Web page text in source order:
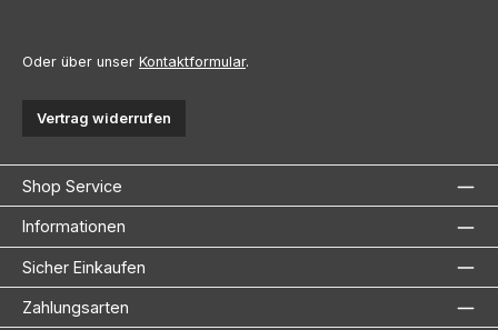
Oder über unser Kontaktformular.
Vertrag widerrufen
Shop Service
Informationen
Sicher Einkaufen
Zahlungsarten